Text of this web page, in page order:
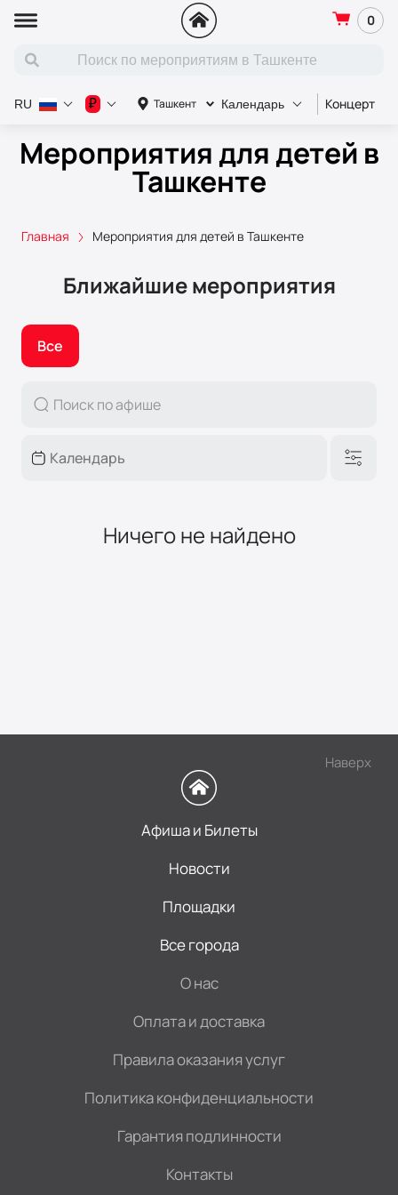
0
Ташкент Календарь Концерт
RU ₽
Мероприятия для детей в
Ташкенте
Главная Мероприятия для детей в Ташкенте
Ближайшие мероприятия
Все
Ничего не найдено
Наверх
Афиша и Билеты
Новости
Площадки
Все города
О нас
Оплата и доставка
Правила оказания услуг
Политика конфиденциальности
Гарантия подлинности
Контакты